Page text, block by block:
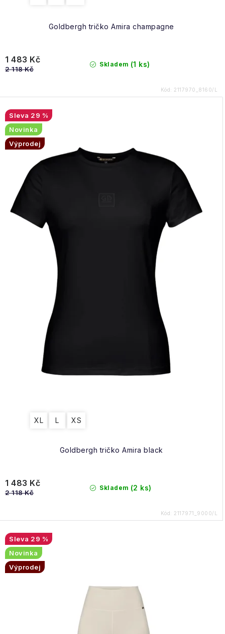
Goldbergh tričko Amira champagne
Skladem (1 ks)
1 483 Kč
2 118 Kč
Kód: 2117970_8160/L
Goldbergh tričko Amira black
29 %
Novinka
Výprodej
XL L XS
Skladem (2 ks)
1 483 Kč
2 118 Kč
Kód: 2117971_9000/L
29 %
Novinka
Výprodej